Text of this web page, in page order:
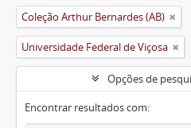
Coleção Arthur Bernardes (AB)
Universidade Federal de Viçosa
Opções de
Encontrar resultados com: